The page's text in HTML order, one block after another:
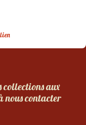
collections aux
nous contacter